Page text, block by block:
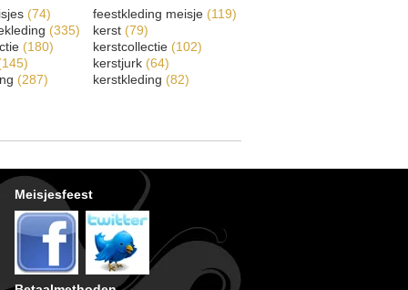
(74)
(335)
(180)
(287)
feestkleding meisje (119)
kerst (79)
kerstcollectie (102)
kerstjurk (64)
kerstkleding (82)
Meisjesfeest